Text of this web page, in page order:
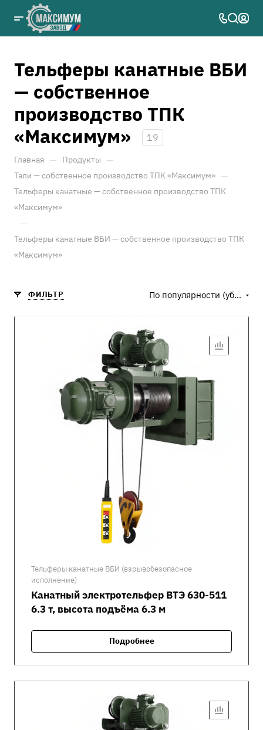
Тельферы канатные ВБИ
— собственное
производство ТПК
«Максимум»
19
Главная — Продукты —
Тали — собственное производство ТПК «Максимум» —
Тельферы канатные — собственное производство ТПК
«Максимум»
—
Тельферы канатные ВБИ — собственное производство ТПК
«Максимум»
ФИЛЬТР По популярности (убывание)
Тельферы канатные ВБИ (взрывобезопасное
исполнение)
Канатный электротельфер ВТЭ 630-511
6.3 т, высота подъёма 6.3 м
Подробнее